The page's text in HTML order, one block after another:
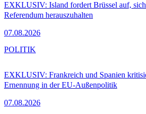
EXKLUSIV: Island fordert Brüssel auf,
Referendum herauszuhalten
07.08.2026
EXKLUSIV: Frankreich und Spanien
Ernennung in der EU-Außenpolitik
07.08.2026
POLITIK